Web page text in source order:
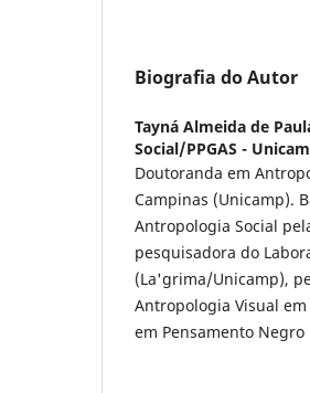
Biografia do Autor
Tayná Almeida de
Social/PPGAS -
Doutoranda em
Campinas (Unicamp).
Antropologia Social
pesquisadora do
(La'grima/Unicamp),
Antropologia Visual
em Pensamento